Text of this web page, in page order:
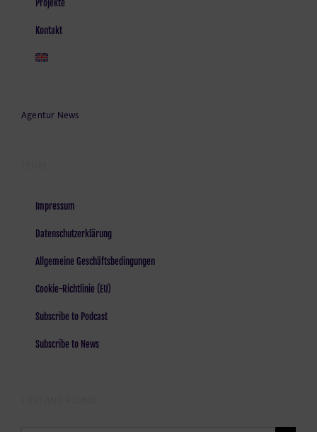
Projekte
Kontakt
Agentur News
Impressum
Datenschutzerklärung
Allgemeine Geschäftsbedingungen
Cookie-Richtlinie (EU)
Subscribe to Podcast
Subscribe to News